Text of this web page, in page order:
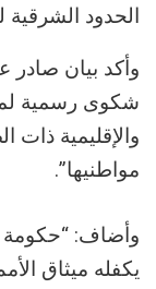
الحدود الشرقية
وأكد بيان صادر
شكوى رسمية
والإقليمية ذات
مواطنيها”.
وأضاف: “حكومة
يكفله ميثاق